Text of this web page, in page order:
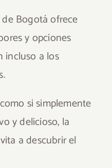
de Bogotá ofrece
y opciones
incluso a los
si simplemente
y delicioso, la
a descubrir el